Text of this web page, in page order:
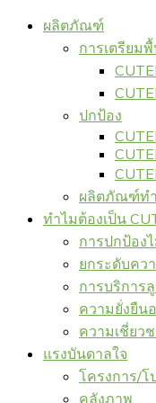
ผลิตภัณฑ์
การเตรียม
ปกป้อง
ผลิตภัณฑ์ทำ
ทำไมต้องเป็น
การปกป้อง
ยกระดับคว
การบริการ
ความยั่งยืน
ความเชี่ยว
แรงบันดาลใจ
โครงการ/
คลังภาพ